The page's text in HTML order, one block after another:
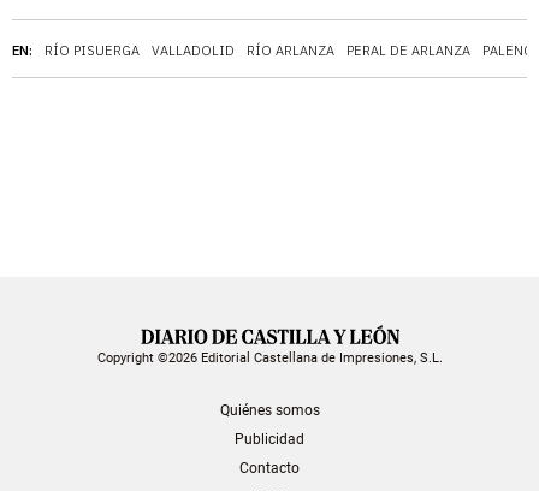
EN: RÍO PISUERGA VALLADOLID RÍO ARLANZA PERAL DE ARLANZA
Copyright ©2026 Editorial Castellana de Impresiones, S.L.
Quiénes somos
Publicidad
Contacto